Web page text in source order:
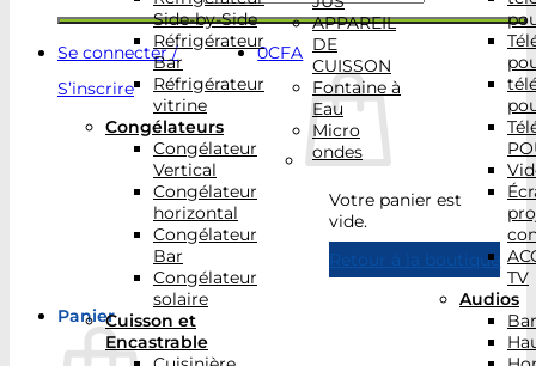
Se connecter /
S’inscrire
0CFA
Votre panier est
vide.
Retour à la boutique
Panier
Side-by-Side
Réfrigérateur
Bar
Réfrigérateur
vitrine
Congélateurs
Congélateur
Vertical
Congélateur
horizontal
Congélateur
Bar
Congélateur
solaire
Cuisson et
Encastrable
APPAREIL
DE
CUISSON
Fontaine à
Eau
Micro
ondes
TV
Audios